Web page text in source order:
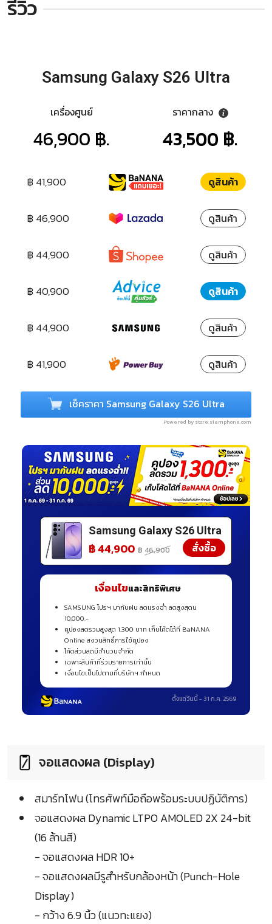
รีวิว
Samsung Galaxy S26 Ultra
เครื่องศูนย์
46,900 ฿.
ราคากลาง
43,500 ฿.
฿ 41,900 ดูสินค้า
฿ 46,900 ดูสินค้า
฿ 44,900 ดูสินค้า
฿ 40,900 ดูสินค้า
฿ 44,900 ดูสินค้า
฿ 41,900 ดูสินค้า
เช็คราคา Samsung Galaxy S26 Ultra
Powered by store.siamphone.com
Samsung Galaxy S26
Ultra
Samsung Galaxy S26 Ultra
฿ 44,900 ฿ 46,900 สั่งซื้อ
เงื่อนไขและสิทธิพิเศษ
SAMSUNG โปรฯ มากับฝน ลดแรงฉ่ำ ลดสูงสุดน
10,000.-
คูปองลดรวมสูงสุด 1,300 บาท เก็บโค้ดได้ที่ BaNANA
Online สงวนสิทธื์การใช้คูปอง
โค้ดส่วนลดมีจำนวนจำกัด
เฉพาะสินค้าที่ร่วมรายการเท่านั้น
เงื่อนไขเป็นไปตามที่บริษัทฯ กำหนด
ตั้งแต่วันนี้ - 31 ก.ค. 2569
จอแสดงผล (Display)
สมาร์ทโฟน (โทรศัพท์มือถือพร้อมระบบปฏิบัติการ)
จอแสดงผล Dynamic LTPO AMOLED 2X 24-bit
(16 ล้านสี)
- จอแสดงผล HDR 10+
- จอแสดงผลมีรูสำหรับกล้องหน้า (Punch-Hole
Display)
- กว้าง 6.9 นิ้ว (แนวทะแยง)